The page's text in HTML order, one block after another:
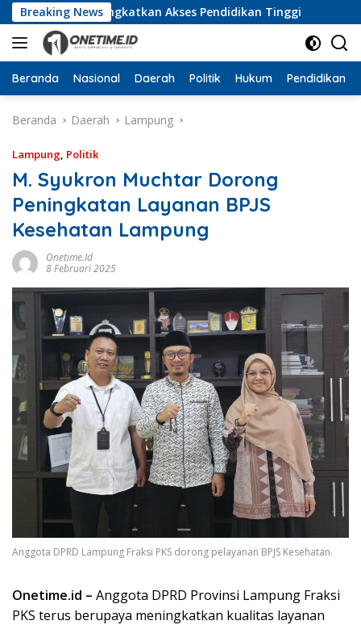
Langsung
ke
konten
Breaking News
Tingkatkan Akses Pendidikan Tinggi
Beranda Nasional Daerah Politik Hukum Pendidikan
Beranda Daerah Lampung
Lampung, Politik
M. Syukron Muchtar Dorong
Peningkatan Layanan BPJS
Kesehatan Lampung
Onetime.id
8 Februari 2025
Anggota DPRD Lampung Fraksi PKS dorong pelayanan BPJS Kesehatan.
Onetime.id – Anggota DPRD Provinsi Lampung Fraksi
PKS terus berupaya meningkatkan kualitas layanan